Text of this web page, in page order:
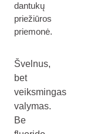
dantukų
priežiūros
priemonė.
Švelnus,
bet
veiksmingas
valymas.
Be